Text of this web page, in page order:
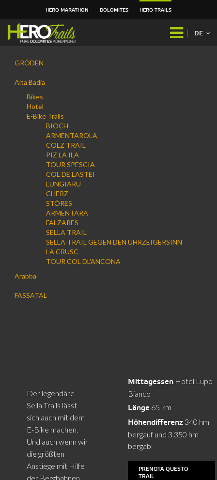
HERO MARATHON DOLOMITES HERO TRAILS
DE
GRÖDEN
Alta Badia
Bikes
Hotel
E-Bike Trails
BIOCH
ARMENTAROLA
COLZ TRAIL
PIZ LA ILA
TOUR SPESCIA
COL DE LASTEI
LUNGIARÜ
CHERZ
STÖRES
ARMENTARA
FALZARES
SELLA TRAIL
SELLA TRAIL GEGEN DEN UHRZEIGERSINN
LA CRUSC
TOUR COL DL'ANCONA
Arabba
FASSATAL
Der legendäre
Sella Trails lässt
sich auch mit dem
E-Bike machen.
Und auch wenn wir
die größten
Anstiege mit Hilfe
der Bergbahnen
Mittagessen Hotel Lupo
Bianco
Länge 65 km
Höhendifferenz 340 hm
bergauf und 3.350 hm
bergab
PRENOTA QUESTO
TRAIL